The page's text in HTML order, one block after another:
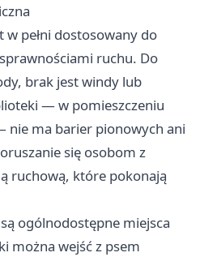
w pełni dostosowany do
ruchu. Do
brak jest windy lub
— w pomieszczeniu
nie ma barier pionowych ani
się osobom z
ruchową, które pokonają
ogólnodostępne miejsca
można wejść z psem